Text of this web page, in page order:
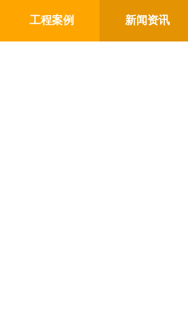
工程案例 新闻资讯